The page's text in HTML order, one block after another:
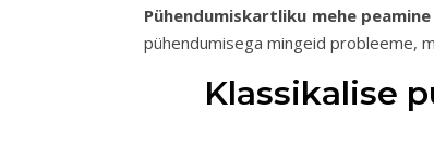
Pühendumiskartliku mehe
pühendumisega mingeid probleeme,
Klassikalise